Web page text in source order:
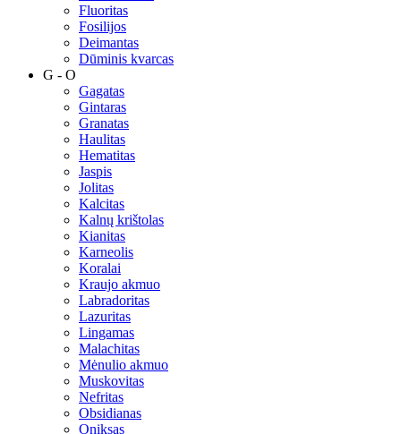
Fluoritas
Fosilijos
Deimantas
Dūminis kvarcas
G - O
Gagatas
Gintaras
Granatas
Haulitas
Hematitas
Jaspis
Jolitas
Kalcitas
Kalnų krištolas
Kianitas
Karneolis
Koralai
Kraujo akmuo
Labradoritas
Lazuritas
Lingamas
Malachitas
Mėnulio akmuo
Muskovitas
Nefritas
Obsidianas
Oniksas